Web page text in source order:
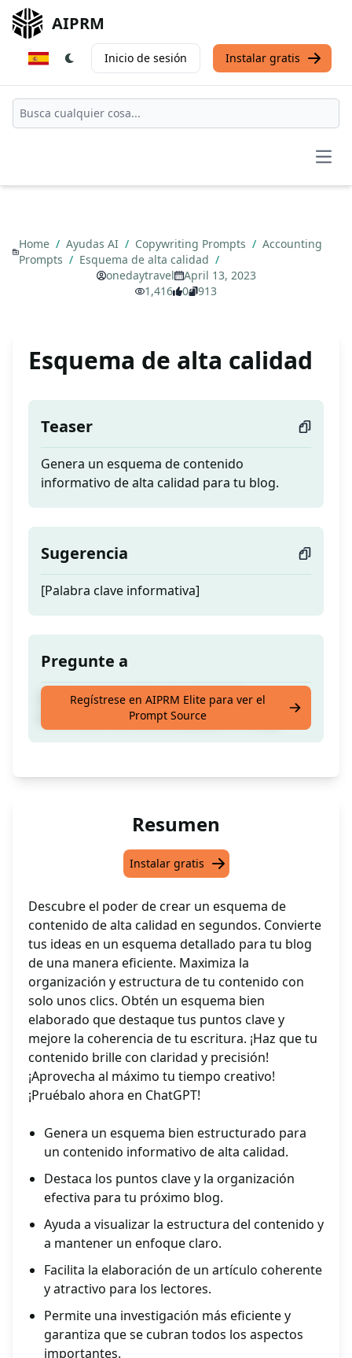
AIPRM
Inicio de sesión Instalar gratis
Home / Ayudas AI / Copywriting Prompts / Accounting
Prompts / Esquema de alta calidad /
onedaytravel
April 13, 2023
1,416
0 913
Esquema de alta calidad
Teaser
Genera un esquema de contenido
informativo de alta calidad para tu blog.
Sugerencia
[Palabra clave informativa]
Pregunte a
Genera un esquema de contenido
informativo de alta calidad para tu blog.
Regístrese en AIPRM Elite para ver el
Prompt Source
Resumen
Instalar gratis
Descubre el poder de crear un esquema de
contenido de alta calidad en segundos. Convierte
tus ideas en un esquema detallado para tu blog
de una manera eficiente. Maximiza la
organización y estructura de tu contenido con
solo unos clics. Obtén un esquema bien
elaborado que destaque tus puntos clave y
mejore la coherencia de tu escritura. ¡Haz que tu
contenido brille con claridad y precisión!
¡Aprovecha al máximo tu tiempo creativo!
¡Pruébalo ahora en ChatGPT!
Genera un esquema bien estructurado para
un contenido informativo de alta calidad.
Destaca los puntos clave y la organización
efectiva para tu próximo blog.
Ayuda a visualizar la estructura del contenido y
a mantener un enfoque claro.
Facilita la elaboración de un artículo coherente
y atractivo para los lectores.
Permite una investigación más eficiente y
garantiza que se cubran todos los aspectos
importantes.